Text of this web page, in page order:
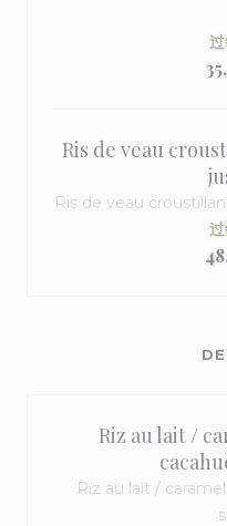
Ris de veau
Ris de veau
Riz au lait /
Riz au lait /